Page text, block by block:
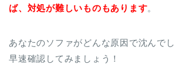
ば、対処が難しいものもあります。
あなたのソファがどんな原因で沈んでし
早速確認してみましょう！